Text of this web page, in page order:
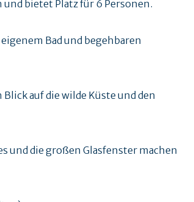
und bietet Platz für 6 Personen.
Bad und begehbaren
auf die wilde Küste und den
und die großen Glasfenster machen